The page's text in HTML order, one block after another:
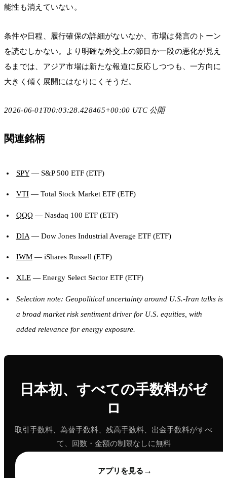
能性も消えていない。
条件や日程、履行確保の詳細がないなか、市場は発言のトーン
を読むしかない。より明確な外交上の節目か一段の悪化が見え
るまでは、アジア市場は新たな報道に反応しつつも、一方向に
大きく傾く展開にはなりにくそうだ。
2026-06-01T00:03:28.428465+00:00 UTC 公開
関連銘柄
SPY— S&P 500 ETF (ETF)
VTI— Total Stock Market ETF (ETF)
QQQ— Nasdaq 100 ETF (ETF)
DIA— Dow Jones Industrial Average ETF (ETF)
IWM— iShares Russell (ETF)
XLE— Energy Select Sector ETF (ETF)
Selection note: Geopolitical uncertainty around U.S.-Iran talks is
a broad market risk sentiment driver for U.S. equities, with
added relevance for energy exposure.
日本初、すべての手数料がゼ
ロ
取引手数料、為替手数料、残高手数料、出金手数料がすべ
て、回数・金額の制限なしに無料
アプリを見る →